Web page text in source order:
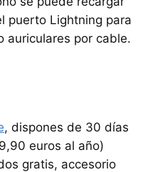
puerto Lightning para
auriculares por cable.
, dispones de 30 días
euros al año)
gratis, accesorio